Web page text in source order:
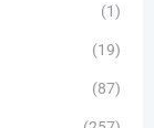
(1)
(19)
(87)